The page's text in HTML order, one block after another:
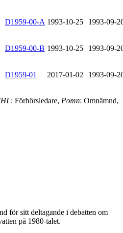
D1959-00-A 1993-10-25 1993-09-
D1959-00-B 1993-10-25 1993-09-
D1959-01 2017-01-02 1993-09-
: Förhörsledare, Pomn: Omnämnd,
för sitt deltagande i debatten om
på 1980-talet.